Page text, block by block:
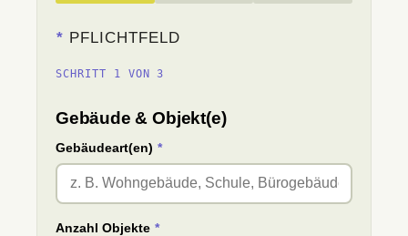
* PFLICHTFELD
SCHRITT 1 VON 3
Gebäude & Objekt(e)
Gebäudeart(en) *
Anzahl Objekte *